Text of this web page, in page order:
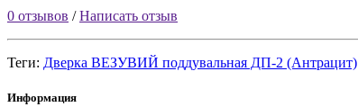
0 отзывов /Написать отзыв
Теги: Дверка ВЕЗУВИЙ поддувальная ДП-2 (Антрацит)
Информация